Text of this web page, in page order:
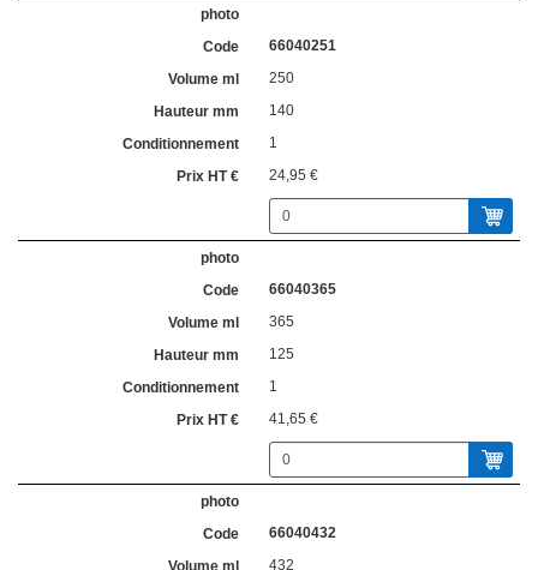
66040251
250
140
1
24,95 €
66040365
365
125
1
41,65 €
66040432
432